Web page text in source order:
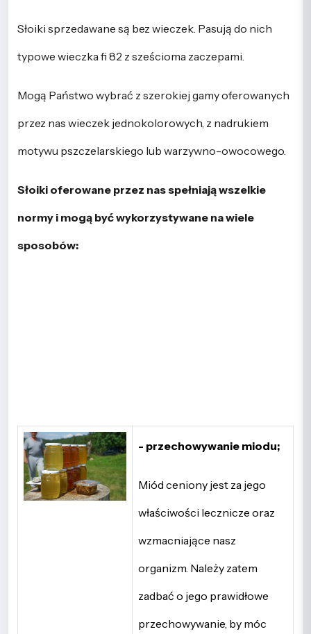
Słoiki sprzedawane są bez wieczek. Pasują do nich
typowe wieczka fi 82 z sześcioma zaczepami.
Mogą Państwo wybrać z szerokiej gamy oferowanych
przez nas wieczek jednokolorowych, z nadrukiem
motywu pszczelarskiego lub warzywno-owocowego.
Słoiki oferowane przez nas spełniają wszelkie
normy i mogą być wykorzystywane na wiele
sposobów:
- przechowywanie miodu;
Miód ceniony jest za jego
właściwości lecznicze oraz
wzmacniające nasz
organizm. Należy zatem
zadbać o jego prawidłowe
przechowywanie, by móc